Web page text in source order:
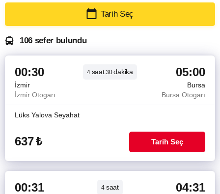
Tarih Seç
106 sefer bulundu
00:30 4 saat30dakika 05:00
İzmir
Bursa
İzmir Otogarı
Bursa Otogarı
Lüks Yalova Seyahat
637₺ Tarih Seç
00:31 4 saat 04:31